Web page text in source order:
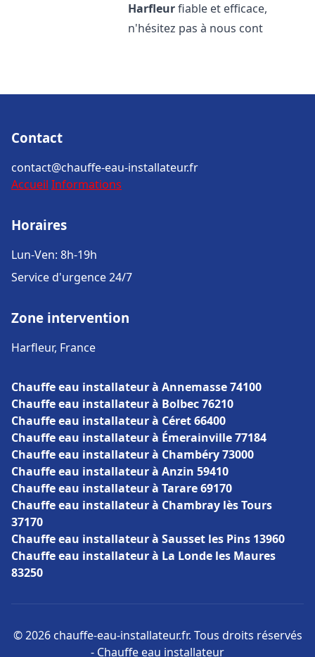
Harfleurfiable et efficace,
n'hésitez pas à nous cont
Contact
contact@chauffe-eau-installateur.fr
Accueil Informations
Horaires
Lun-Ven: 8h-19h
Service d'urgence 24/7
Zone intervention
Harfleur, France
Chauffe eau installateur à Annemasse 74100
Chauffe eau installateur à Bolbec 76210
Chauffe eau installateur à Céret 66400
Chauffe eau installateur à Émerainville 77184
Chauffe eau installateur à Chambéry 73000
Chauffe eau installateur à Anzin 59410
Chauffe eau installateur à Tarare 69170
Chauffe eau installateur à Chambray lès Tours
37170
Chauffe eau installateur à Sausset les Pins 13960
Chauffe eau installateur à La Londe les Maures
83250
© 2026 chauffe-eau-installateur.fr. Tous droits réservés
- Chauffe eau installateur